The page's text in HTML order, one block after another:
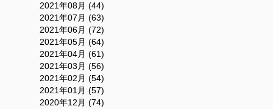
2021年08月 (44)
2021年07月 (63)
2021年06月 (72)
2021年05月 (64)
2021年04月 (61)
2021年03月 (56)
2021年02月 (54)
2021年01月 (57)
2020年12月 (74)